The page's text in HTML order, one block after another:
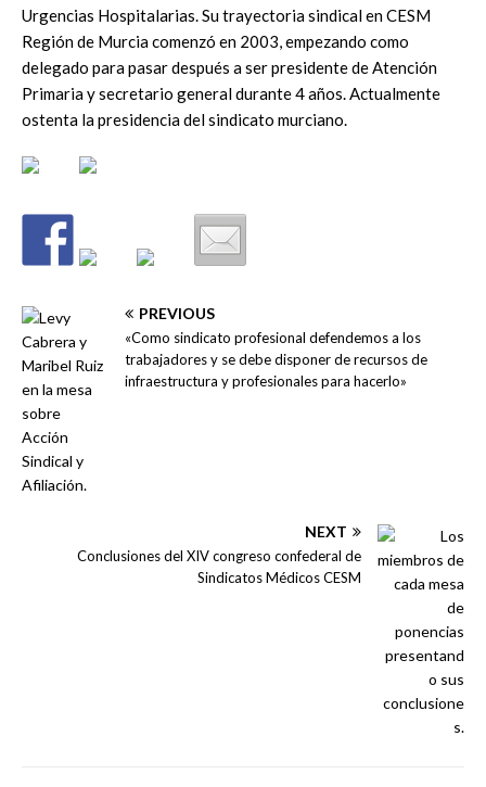
Urgencias Hospitalarias. Su trayectoria sindical en CESM
Región de Murcia comenzó en 2003, empezando como
delegado para pasar después a ser presidente de Atención
Primaria y secretario general durante 4 años. Actualmente
ostenta la presidencia del sindicato murciano.
PREVIOUS
«Como sindicato profesional defendemos a los
trabajadores y se debe disponer de recursos de
infraestructura y profesionales para hacerlo»
NEXT
Conclusiones del XIV congreso confederal de
Sindicatos Médicos CESM